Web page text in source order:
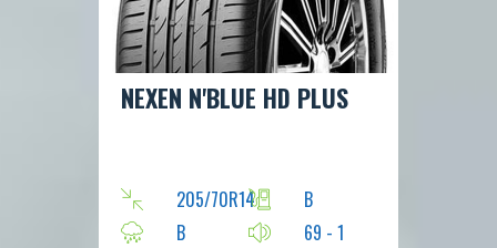
NEXEN N'BLUE HD PLUS
205/70R14
B
B
69 - 1